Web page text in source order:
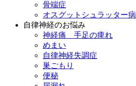
骨端症
オスグットシュラッター病
自律神経のお悩み
神経痛 手足の痺れ
めまい
自律神経失調症
巣ごもり
便秘